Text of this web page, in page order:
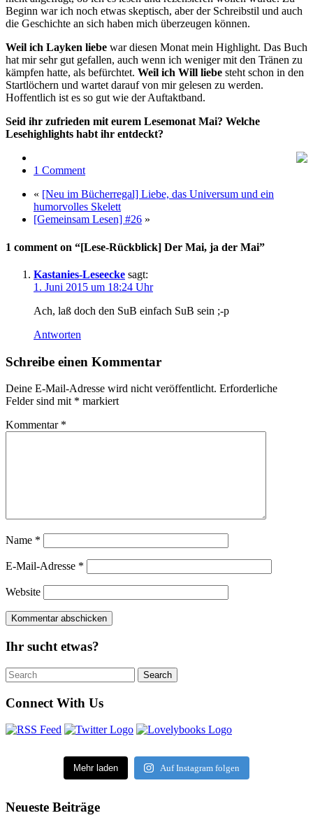
Beginn war ich noch etwas skeptisch, aber der Schreibstil und auch
die Geschichte an sich haben mich überzeugen können.
Weil ich Layken liebe war diesen Monat mein Highlight. Das Buch
hat mir sehr gut gefallen, auch wenn ich weniger mit den Tränen zu
kämpfen hatte, als befürchtet. Weil ich Will liebe steht schon in den
Startlöchern und wartet darauf von mir gelesen zu werden.
Hoffentlich ist es so gut wie der Auftaktband.
Seid ihr zufrieden mit eurem Lesemonat Mai? Welche
Lesehighlights habt ihr entdeckt?
1 Comment
« [Neu im Bücherregal] Liebe, das Universum und ein
humorvolles Skelett
[Gemeinsam Lesen] #26 »
1 comment on “[Lese-Rückblick] Der Mai, ja der Mai”
Kastanies-Leseecke sagt:
1. Juni 2015 um 18:24 Uhr
Ach, laß doch den SuB einfach SuB sein ;-p
Antworten
Schreibe einen Kommentar
Deine E-Mail-Adresse wird nicht veröffentlicht. Erforderliche
Felder sind mit * markiert
Kommentar *
Name *
E-Mail-Adresse *
Website
Ihr sucht etwas?
Search
for:
Search
Connect With Us
Mehr laden Auf Instagram folgen
Neueste Beiträge